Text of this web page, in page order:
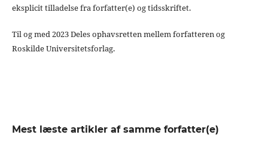
eksplicit tilladelse fra forfatter(e) og tidsskriftet.
Til og med 2023 Deles ophavsretten mellem forfatteren og
Roskilde Universitetsforlag.
Mest læste artikler af samme forfatter(e)